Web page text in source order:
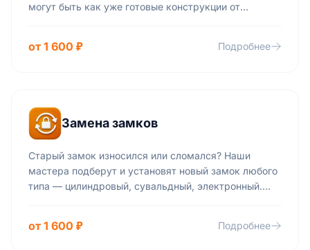
могут быть как уже готовые конструкции от
индивидуальных особенностей вашей двери и
от 1 600 ₽ Подробнее
Замена замков
Старый замок износился или сломался? Наши
мастера подберут и установят новый замок любого
типа — цилиндровый, сувальдный, электронный.
надёжную замену с гарантией.
от 1 600 ₽ Подробнее